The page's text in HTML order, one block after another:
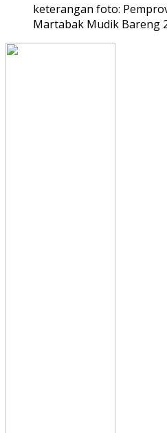
keterangan foto:
Martabak Mudik Bareng